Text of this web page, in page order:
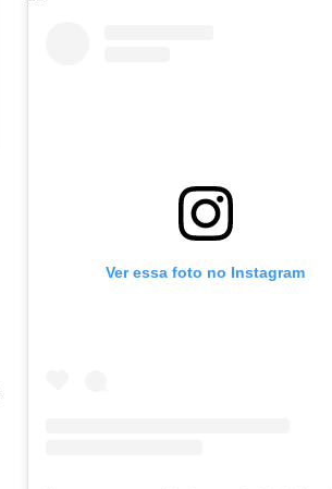
Ver essa foto no Instagram